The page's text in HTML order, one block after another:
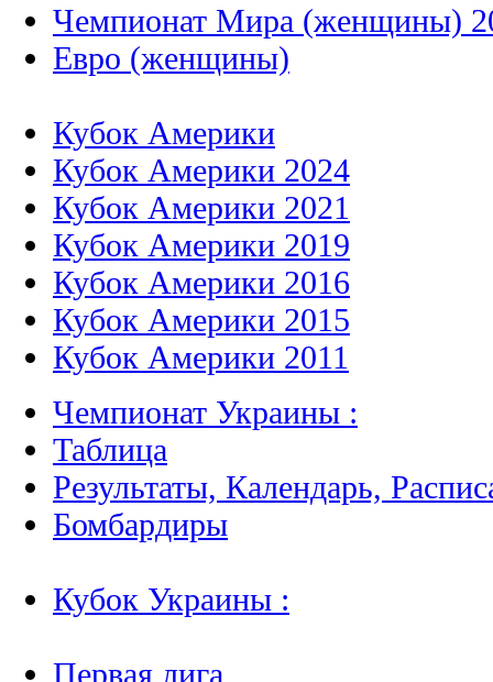
Чемпионат Мира (женщины)
Евро (женщины)
Кубок Америки
Кубок Америки 2024
Кубок Америки 2021
Кубок Америки 2019
Кубок Америки 2016
Кубок Америки 2015
Кубок Америки 2011
Чемпионат Украины :
Таблица
Результаты, Календарь,
Бомбардиры
Кубок Украины :
Первая лига